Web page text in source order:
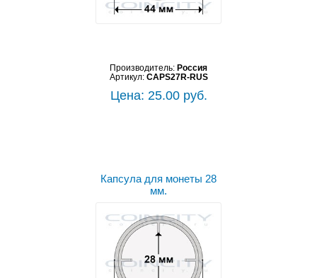
Производитель: Россия
Артикул: CAPS27R-RUS
Цена: 25.00 руб.
Капсула для монеты 28
мм.